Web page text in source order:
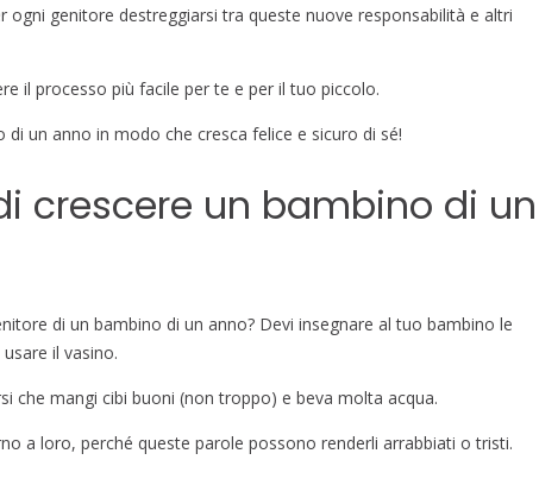
ogni genitore destreggiarsi tra queste nuove responsabilità e altri
il processo più facile per te e per il tuo piccolo.
un anno in modo che cresca felice e sicuro di sé!
crescere un bambino di un
di un bambino di un anno? Devi insegnare al tuo bambino le
il vasino.
che mangi cibi buoni (non troppo) e beva molta acqua.
a loro, perché queste parole possono renderli arrabbiati o tristi.